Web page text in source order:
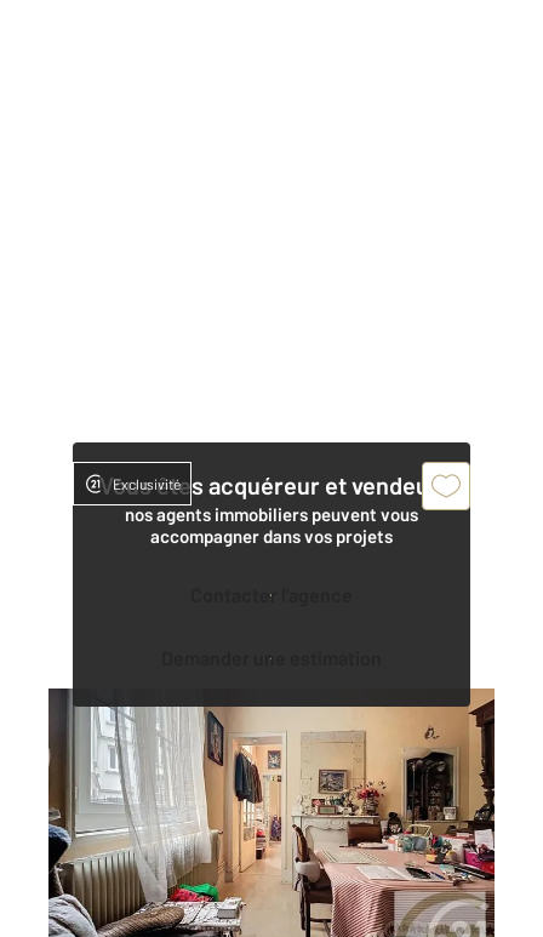
Vous êtes acquéreur et vendeur,
nos agents immobiliers peuvent vous
accompagner dans vos projets
Contacter l'agence
Demander une estimation
Exclusivité
PARIS 75018
34,50 m
, 3 pièces
Ref : 27729
Appartement F3 à vendre
245 900 €
JULES JOFFRIN, Idéalement situé rue Eugène